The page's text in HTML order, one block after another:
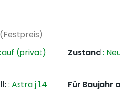
(Festpreis)
(privat) Zustand:
: Astra j 1.4
Für Baujahr